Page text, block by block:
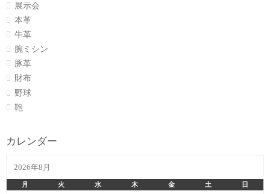
展示会
本革
牛革
腕ミシン
豚革
財布
野球
鞄
カレンダー
2026年8月
月 火 水 木 金 土
日